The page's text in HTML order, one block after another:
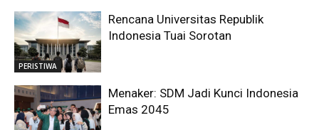
PERISTIWA
Rencana Universitas Republik
Indonesia Tuai Sorotan
Menaker: SDM Jadi Kunci Indonesia
Emas 2045